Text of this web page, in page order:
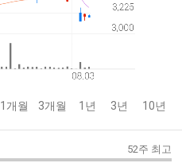
1개월 3개월 1년 3년 10년
52주 최고